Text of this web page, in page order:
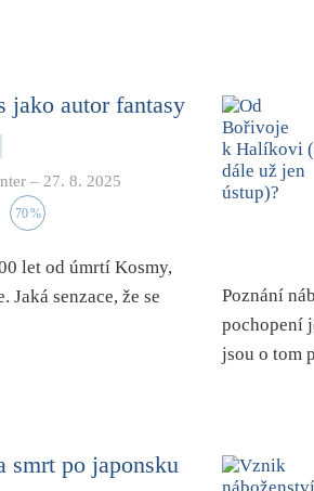
jako autor fantasy
– 27. 8. 2025
70%
let od úmrtí Kosmy,
senzace, že se
Poznání
pochopení
jsou o tom
smrt po japonsku